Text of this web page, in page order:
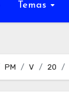
Temas
PM V 20